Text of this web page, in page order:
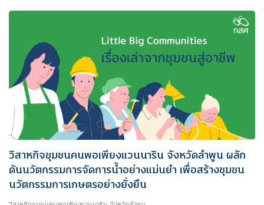
วิสาหกิจชุมชนคนพอเพียงแวนนาริน จังหวัดลำพูน ผลัก
ดันนวัตกรรมการจัดการน้ำอย่างแม่นยำ เพื่อสร้างชุมชน
นวัตกรรมการเกษตรอย่างยั่งยืน